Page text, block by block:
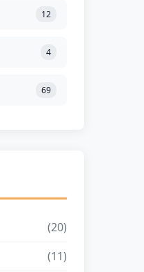
12
4
69
(20)
(11)